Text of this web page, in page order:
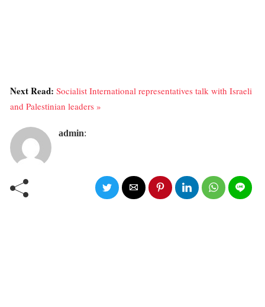
Next Read: Socialist International representatives talk with Israeli
and Palestinian leaders »
admin: